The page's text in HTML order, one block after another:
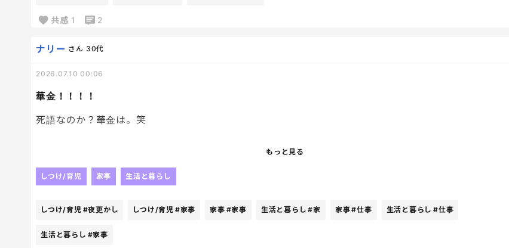
共感 1 2
華金！！！！
ナリー さん 30代
2026.07.10 00:06
死語なのか？華金は。笑
め家事をバタバタせかせかする必要もないし！！！
子供達も金曜日は夜更かしOKなので、私もそこらへん気を使わずにいれる！！
もっと見る
しつけ/育児 家事 生活と暮らし
しつけ/育児 #夜更かし しつけ/育児 #家事 家事 #家事 生活と暮らし #家 家事#仕事 生活と暮らし #仕事
生活と暮らし #家事